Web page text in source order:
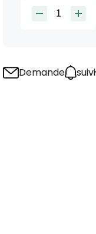
Demande suivi